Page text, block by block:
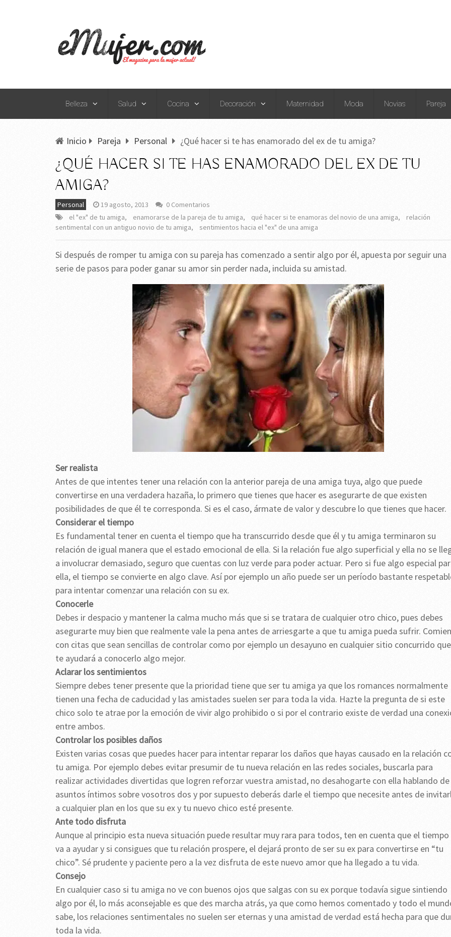
Belleza Salud Cocina Decoración Maternidad Moda Novias Pareja
Inicio Pareja Personal ¿Qué hacer si te has enamorado del ex de tu amiga?
¿QUÉ HACER SI TE HAS ENAMORADO DEL EX DE TU
AMIGA?
Personal 19 agosto, 2013
0 Comentarios
el "ex" de tu amiga, enamorarse de la pareja de tu amiga, qué hacer si te enamoras del novio de una amiga,
relación
sentimental con un antiguo novio de tu amiga, sentimientos hacia el "ex" de una amiga
Si después de romper tu amiga con su pareja has comenzado a sentir algo por él, apuesta por seguir una
serie de pasos para poder ganar su amor sin perder nada, incluida su amistad.
Ser realista
Antes de que intentes tener una relación con la anterior pareja de una amiga tuya, algo que puede
convertirse en una verdadera hazaña, lo primero que tienes que hacer es asegurarte de que existen
posibilidades de que él te corresponda. Si es el caso, ármate de valor y descubre lo que tienes que hacer.
Considerar el tiempo
Es fundamental tener en cuenta el tiempo que ha transcurrido desde que él y tu amiga terminaron su
relación de igual manera que el estado emocional de ella. Si la relación fue algo superficial y ella no se
a involucrar demasiado, seguro que cuentas con luz verde para poder actuar. Pero si fue algo especial
ella, el tiempo se convierte en algo clave. Así por ejemplo un año puede ser un período bastante
para intentar comenzar una relación con su ex.
Conocerle
Debes ir despacio y mantener la calma mucho más que si se tratara de cualquier otro chico, pues debes
asegurarte muy bien que realmente vale la pena antes de arriesgarte a que tu amiga pueda sufrir.
con citas que sean sencillas de controlar como por ejemplo un desayuno en cualquier sitio concurrido que
te ayudará a conocerlo algo mejor.
Aclarar los sentimientos
Siempre debes tener presente que la prioridad tiene que ser tu amiga ya que los romances normalmente
tienen una fecha de caducidad y las amistades suelen ser para toda la vida. Hazte la pregunta de si este
chico solo te atrae por la emoción de vivir algo prohibido o si por el contrario existe de verdad una
entre ambos.
Controlar los posibles daños
Existen varias cosas que puedes hacer para intentar reparar los daños que hayas causado en la relación
tu amiga. Por ejemplo debes evitar presumir de tu nueva relación en las redes sociales, buscarla para
realizar actividades divertidas que logren reforzar vuestra amistad, no desahogarte con ella hablando de
asuntos íntimos sobre vosotros dos y por supuesto deberás darle el tiempo que necesite antes de
a cualquier plan en los que su ex y tu nuevo chico esté presente.
Ante todo disfruta
Aunque al principio esta nueva situación puede resultar muy rara para todos, ten en cuenta que el
va a ayudar y si consigues que tu relación prospere, el dejará pronto de ser su ex para convertirse en “tu
chico”. Sé prudente y paciente pero a la vez disfruta de este nuevo amor que ha llegado a tu vida.
Consejo
En cualquier caso si tu amiga no ve con buenos ojos que salgas con su ex porque todavía sigue sintiendo
algo por él, lo más aconsejable es que des marcha atrás, ya que como hemos comentado y todo el
sabe, los relaciones sentimentales no suelen ser eternas y una amistad de verdad está hecha para que
toda la vida.